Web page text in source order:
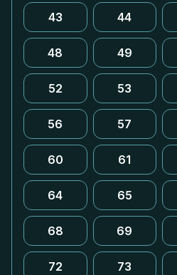
43 44
48 49
52 53
56 57
60 61
64 65
68 69
72 73